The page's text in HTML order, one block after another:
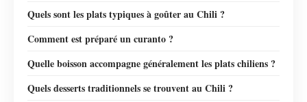
Quels sont les plats typiques à goûter au Chili ?
Comment est préparé un curanto ?
Quelle boisson accompagne généralement les plats chiliens ?
Quels desserts traditionnels se trouvent au Chili ?